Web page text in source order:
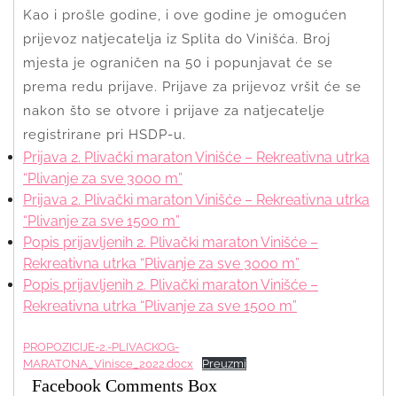
Kao i prošle godine, i ove godine je omogućen
prijevoz natjecatelja iz Splita do Vinišća. Broj
mjesta je ograničen na 50 i popunjavat će se
prema redu prijave. Prijave za prijevoz vršit će se
nakon što se otvore i prijave za natjecatelje
registrirane pri HSDP-u.
Prijava 2. Plivački maraton Vinišće – Rekreativna utrka
“Plivanje za sve 3000 m”
Prijava 2. Plivački maraton Vinišće – Rekreativna utrka
“Plivanje za sve 1500 m”
Popis prijavljenih 2. Plivački maraton Vinišće –
Rekreativna utrka “Plivanje za sve 3000 m”
Popis prijavljenih 2. Plivački maraton Vinišće –
Rekreativna utrka “Plivanje za sve 1500 m”
PROPOZICIJE-2.-PLIVACKOG-
MARATONA_Vinisce_2022.docx
Preuzmi
Facebook Comments Box